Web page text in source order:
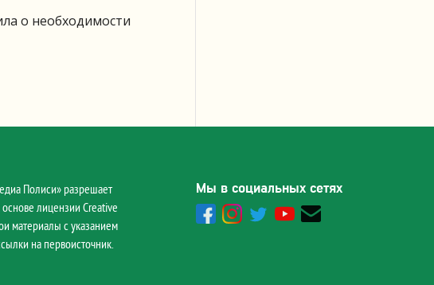
о необходимости
Полиси» разрешает
основе лицензии Creative
материалы с указанием
на первоисточник.
Мы в социальных сетях